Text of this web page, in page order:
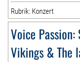
Rubrik: Konzert
Voice
Vikings & The